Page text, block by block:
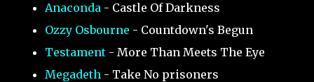
Anaconda - Castle Of Darkness
Ozzy Osbourne - Countdown's Begun
Testament - More Than Meets The Eye
Megadeth - Take No prisoners